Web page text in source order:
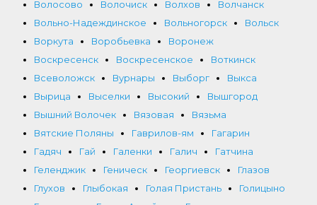
Волосово
Волочиск Волхов
Волчанск
Вольно-Надеждинское
Вольногорск
Вольск
Воркута
Воробьевка
Воронеж
Воскресенск
Воскресенское
Воткинск
Всеволожск
Вурнары Выборг
Выкса
Вырица
Выселки Высокий
Вышгород
Вышний Волочек
Вязовая
Вязьма
Вятские Поляны
Гаврилов-ям
Гагарин
Гадяч
Гай Галенки Галич
Гатчина
Геленджик
Геническ Георгиевск
Глазов
Глухов
Глыбокая Голая Пристань
Голицыно